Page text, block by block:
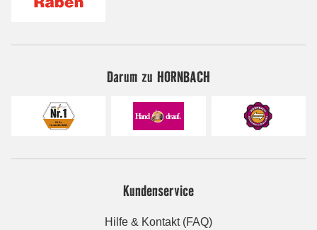
Darum zu HORNBACH
Kundenservice
Hilfe & Kontakt (FAQ)